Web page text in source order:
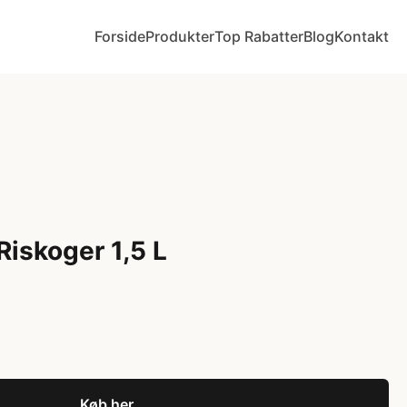
ForsideProdukterTop RabatterBlogKontakt
1,5 L